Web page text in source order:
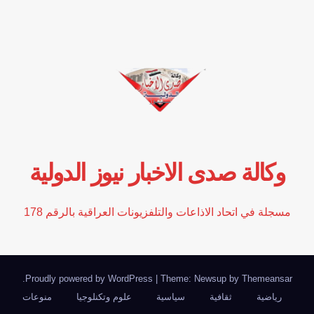
وكالة صدى الاخبار نيوز الدولية
مسجلة في اتحاد الاذاعات والتلفزيونات العراقية بالرقم 178
Proudly powered by WordPress Theme: Newsup by Themeansar
.
رياضية
ثقافية سياسية علوم وتكنلوجيا منوعات